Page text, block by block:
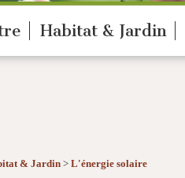
Habitat & Jardin
& Jardin> L'énergie solaire